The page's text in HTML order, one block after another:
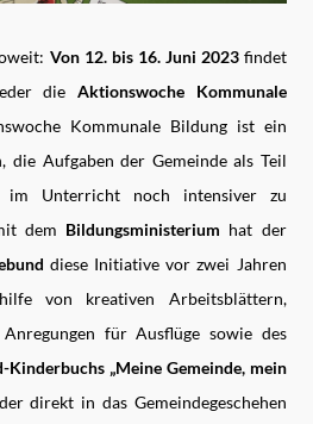
Von 12. bis 16. Juni 2023findet
die Aktionswoche Kommunale
Kommunale Bildung ist ein
die Aufgaben der Gemeinde als Teil
im Unterricht noch intensiver zu
dem Bildungsministerium hat der
diese Initiative vor zwei Jahren
von kreativen Arbeitsblättern,
für Ausflüge sowie des
Kinderbuchs „Meine Gemeinde, mein
direkt in das Gemeindegeschehen